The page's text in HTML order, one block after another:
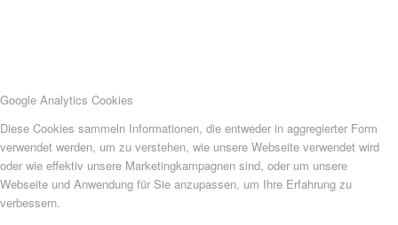
Google Analytics Cookies
Diese Cookies sammeln Informationen, die entweder in aggregierter Form
verwendet werden, um zu verstehen, wie unsere Webseite verwendet wird
oder wie effektiv unsere Marketingkampagnen sind, oder um unsere
Webseite und Anwendung für Sie anzupassen, um Ihre Erfahrung zu
verbessern.